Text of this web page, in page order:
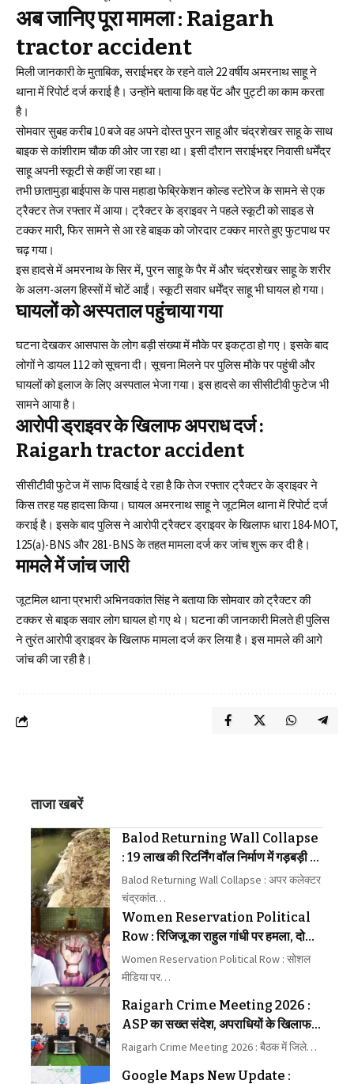
अब जानिए पूरा मामला : Raigarh
tractor accident
मिली जानकारी के मुताबिक, सराईभद्दर के रहने वाले 22 वर्षीय अमरनाथ साहू ने
थाना में रिपोर्ट दर्ज कराई है। उन्होंने बताया कि वह पेंट और पुट्टी का काम करता
है।
सोमवार सुबह करीब 10 बजे वह अपने दोस्त पुरन साहू और चंद्रशेखर साहू के साथ
बाइक से कांशीराम चौक की ओर जा रहा था। इसी दौरान सराईभद्दर निवासी धर्मेंद्र
साहू अपनी स्कूटी से कहीं जा रहा था।
तभी छातामुड़ा बाईपास के पास महाडा फेब्रिकेशन कोल्ड स्टोरेज के सामने से एक
ट्रैक्टर तेज रफ्तार में आया। ट्रैक्टर के ड्राइवर ने पहले स्कूटी को साइड से
टक्कर मारी, फिर सामने से आ रहे बाइक को जोरदार टक्कर मारते हुए फुटपाथ पर
चढ़ गया।
इस हादसे में अमरनाथ के सिर में, पुरन साहू के पैर में और चंद्रशेखर साहू के शरीर
के अलग-अलग हिस्सों में चोटें आईं। स्कूटी सवार धर्मेंद्र साहू भी घायल हो गया।
घायलों को अस्पताल पहुंचाया गया
घटना देखकर आसपास के लोग बड़ी संख्या में मौके पर इकट्ठा हो गए। इसके बाद
लोगों ने डायल 112 को सूचना दी। सूचना मिलने पर पुलिस मौके पर पहुंची और
घायलों को इलाज के लिए अस्पताल भेजा गया। इस हादसे का सीसीटीवी फुटेज भी
सामने आया है।
आरोपी ड्राइवर के खिलाफ अपराध दर्ज :
Raigarh tractor accident
सीसीटीवी फुटेज में साफ दिखाई दे रहा है कि तेज रफ्तार ट्रैक्टर के ड्राइवर ने
किस तरह यह हादसा किया। घायल अमरनाथ साहू ने जूटमिल थाना में रिपोर्ट दर्ज
कराई है। इसके बाद पुलिस ने आरोपी ट्रैक्टर ड्राइवर के खिलाफ धारा 184-MOT,
125(a)-BNS और 281-BNS के तहत मामला दर्ज कर जांच शुरू कर दी है।
मामले में जांच जारी
जूटमिल थाना प्रभारी अभिनवकांत सिंह ने बताया कि सोमवार को ट्रैक्टर की
टक्कर से बाइक सवार लोग घायल हो गए थे। घटना की जानकारी मिलते ही पुलिस
ने तुरंत आरोपी ड्राइवर के खिलाफ मामला दर्ज कर लिया है। इस मामले की आगे
जांच की जा रही है।
ताजा खबरें
Balod Returning Wall Collapse
: 19 लाख की रिटर्निंग वॉल निर्माण में गड़बड़ी का
आरोप लगाया
Balod Returning Wall Collapse : अपर कलेक्टर
चंद्रकांत…
Women Reservation Political
Row : रिजिजू का राहुल गांधी पर हमला, दोनों
के बीच छिड़ा वार-पलटवार
Women Reservation Political Row : सोशल
मीडिया पर…
Raigarh Crime Meeting 2026 :
ASP का सख्त संदेश, अपराधियों के खिलाफ
कार्रवाई में न बरतें ढिलाई
Raigarh Crime Meeting 2026 : बैठक में जिले…
Google Maps New Update :